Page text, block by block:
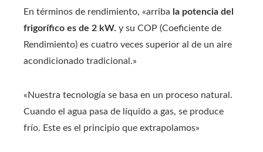
En términos de rendimiento, «arriba la potencia del
frigorífico es de 2 kW. y su COP (Coeficiente de
Rendimiento) es cuatro veces superior al de un aire
acondicionado tradicional.»
«Nuestra tecnología se basa en un proceso natural.
Cuando el agua pasa de líquido a gas, se produce
frío. Este es el principio que extrapolamos»